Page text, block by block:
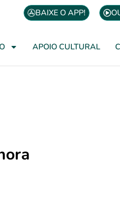
BAIXE O APP!
APOIO CULTURAL